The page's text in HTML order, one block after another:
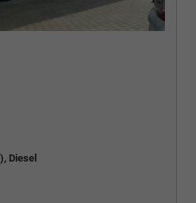
Diesel